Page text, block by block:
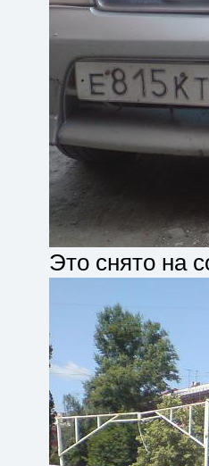
Это снято на